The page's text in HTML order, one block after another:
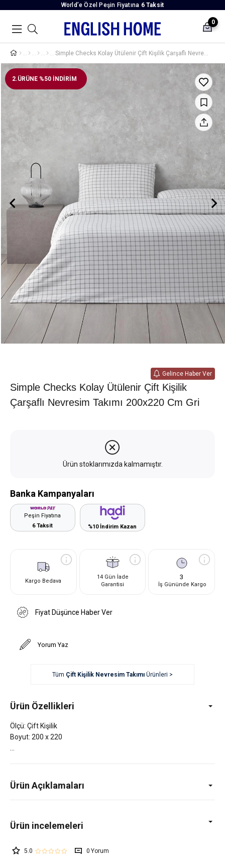
World’e Özel Peşin Fiyatına 6 Taksit
0
Simple Checks Kolay Ütülenir Çift Kişilik Çarşaflı Nevresim Takımı 200x220 cm Gri
2.ÜRÜNE %50 İNDİRİM
Gelince Haber Ver
Simple Checks Kolay Ütülenir Çift Kişilik
Çarşaflı Nevresim Takımı 200x220 Cm Gri
Ürün stoklarımızda kalmamıştır.
Banka Kampanyaları
Peşin Fiyatına
6 Taksit
%10 İndirim Kazan
Kargo Bedava
14 Gün İade
Garantisi
3
İş Gününde Kargo
Fiyat Düşünce Haber Ver
Yorum Yaz
Tüm Çift Kişilik Nevresim TakımıÜrünleri >
Ürün Özellikleri
Ölçü: Çift Kişilik
Boyut: 200 x 220
Ürün Açıklamaları
5.0 0